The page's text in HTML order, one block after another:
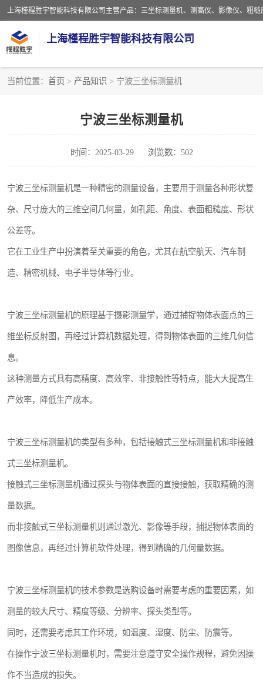
上海槿程胜宇智能科技有限公司
当前位置： 首页 > 产品知识 > 宁波三坐标测量机
宁波三坐标测量机
时间：2025-03-29 浏览数：502
宁波三坐标测量机是一种精密的测量设备，主要用于测量各种形状复
杂、尺寸庞大的三维空间几何量，如孔距、角度、表面粗糙度、形状
公差等。
它在工业生产中扮演着至关重要的角色，尤其在航空航天、汽车制
造、精密机械、电子半导体等行业。
宁波三坐标测量机的原理基于摄影测量学，通过捕捉物体表面点的三
维坐标反射图，再经过计算机数据处理，得到物体表面的三维几何信
息。
这种测量方式具有高精度、高效率、非接触性等特点，能大大提高生
产效率，降低生产成本。
宁波三坐标测量机的类型有多种，包括接触式三坐标测量机和非接触
式三坐标测量机。
接触式三坐标测量机通过探头与物体表面的直接接触，获取精确的测
量数据。
而非接触式三坐标测量机则通过激光、影像等手段，捕捉物体表面的
图像信息，再经过计算机软件处理，得到精确的几何量数据。
宁波三坐标测量机的技术参数是选购设备时需要考虑的重要因素，如
测量的较大尺寸、精度等级、分辨率、探头类型等。
同时，还需要考虑其工作环境，如温度、湿度、防尘、防震等。
在操作宁波三坐标测量机时，需要注意遵守安全操作规程，避免因操
作不当造成的损失。
三坐标测量仪
扳手
洛氏硬度计
布洛维硬度计
镶嵌机
三坐标夹具
测针